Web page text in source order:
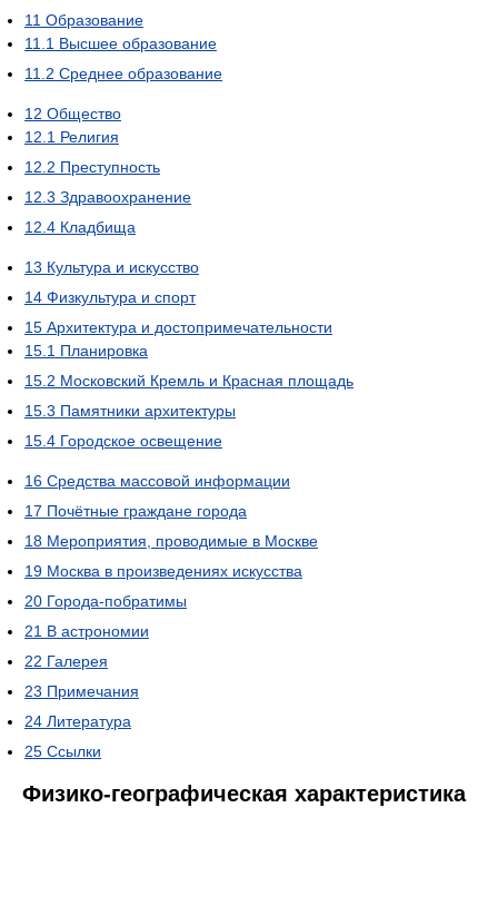
11 Образование
11.1 Высшее образование
11.2 Среднее образование
12 Общество
12.1 Религия
12.2 Преступность
12.3 Здравоохранение
12.4 Кладбища
13 Культура и искусство
14 Физкультура и спорт
15 Архитектура и достопримечательности
15.1 Планировка
15.2 Московский Кремль и Красная площадь
15.3 Памятники архитектуры
15.4 Городское освещение
16 Средства массовой информации
17 Почётные граждане города
18 Мероприятия, проводимые в Москве
19 Москва в произведениях искусства
20 Города-побратимы
21 В астрономии
22 Галерея
23 Примечания
24 Литература
25 Ссылки
Физико-географическая характеристика